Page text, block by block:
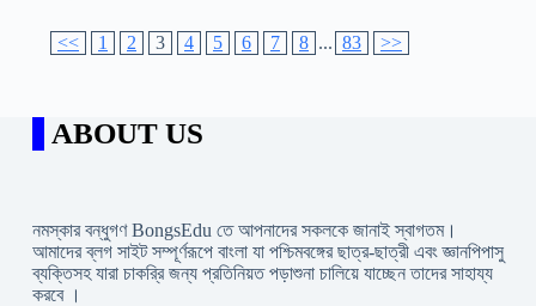
<< 1 2 3 4 5 6 7 8 ... 83 >>
ABOUT US
নমস্কার বন্ধুগণ BongsEdu তে আপনাদের সকলকে জানাই স্বাগতম।
আমাদের ব্লগ সাইট সম্পূর্ণরূপে বাংলা যা পশ্চিমবঙ্গের ছাত্র-ছাত্রী এবং জ্ঞানপিপাসু
ব্যক্তিসহ যারা চাকরি্র জন্য প্রতিনিয়ত পড়াশুনা চালিয়ে যাচ্ছেন তাদের সাহায্য
করবে ।